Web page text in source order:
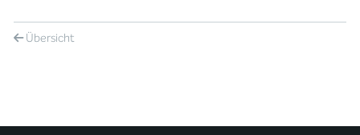
Übersicht